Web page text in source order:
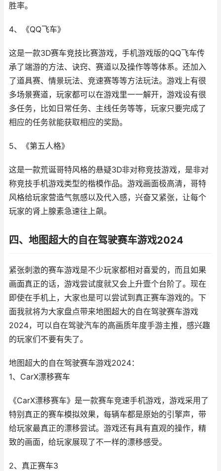
胜率。
4、《QQ飞车》
这是一款3D赛车竞技比赛游戏，手机游戏版的QQ飞车传
承了端游的方法、诀窍、赛道以及操作等等体系。还加入
了道具赛、情景玩法、竞速赛等等方法玩法。游戏上有很
多场景赛道，玩家都可以在游戏里一一解开，游戏设有很
多任务，比如日常任务、主线任务等等，玩家只要完成了
相应的任务就能获取相应的奖励。
5、《第五人格》
这是一款荒诞哥特风格的悬疑3D非对称竞技游戏，是非对
称竞技手机游戏类型的楷模作品。游戏画面极高清，哥特
风格给玩家营造气氛感以及代入感，兴奋又紧张，让每个
玩家的肾上腺素急速往上飙。
四、地图超大的自在驾驶赛车游戏2024
紧张刺激的赛车游戏是不少玩家都相对喜爱的，而且如果
画面真正的话，游戏尝试度就又会上升壹个台阶了。现在
即使在手机上，大家也是可以尝试到真正赛车游戏的。下
面我就将为大家盘点带来地图超大的自在驾驶赛车游戏
2024，可以自在驾驶汽车的高画质年度手游主推，感兴趣
的玩家们不要有失了。
地图超大的自在驾驶赛车游戏2024：
1、CarX漂移赛车
《CarX漂移赛车》是一款赛车竞速手机游戏，游戏采用了
特别真正的赛车模拟效果，每辆车都是原始的引擎声，带
给玩家最真正的漂移尝试。游戏还有具有直观的操作，精
致的画面，给玩家展现了不一样的漂移感受。
2、真正赛车3